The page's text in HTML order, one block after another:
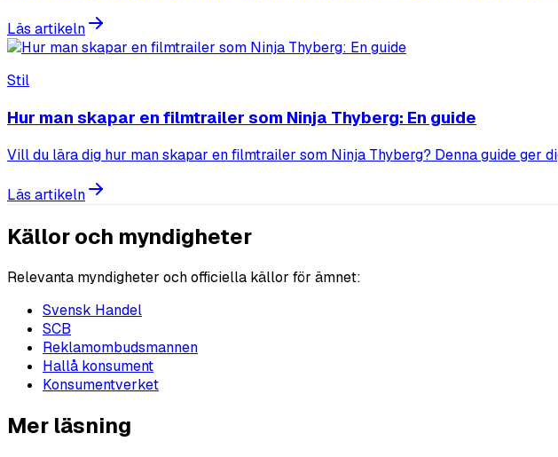
Läs artikeln
Stil
Hur man skapar en filmtrailer som Ninja Thyberg: En guide
Vill du lära dig hur man skapar en filmtrailer som Ninja Thyberg? Denna guide
Läs artikeln
Källor och myndigheter
Relevanta myndigheter och officiella källor för ämnet:
Svensk Handel
SCB
Reklamombudsmannen
Hallå konsument
Konsumentverket
Mer läsning